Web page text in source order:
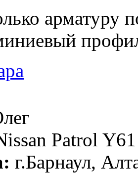
арматуру
Patrol
г.Барнаул,